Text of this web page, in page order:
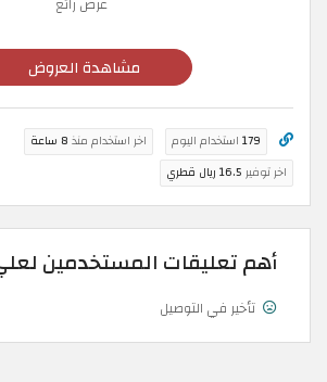
مشاهدة العروض
179 استخدام اليوم اخر استخدام منذ 8 ساعة
اخر توفير 16.5 ريال قطري
أهم تعليقات المستخدمين
تأخير في التوصيل